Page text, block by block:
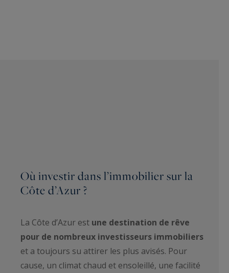
Où investir dans l’immobilier sur la
Côte d’Azur ?
La Côte d’Azur est une destination de rêve
pour de nombreux investisseurs immobiliers
et a toujours su attirer les plus avisés. Pour
cause, un climat chaud et ensoleillé, une facilité